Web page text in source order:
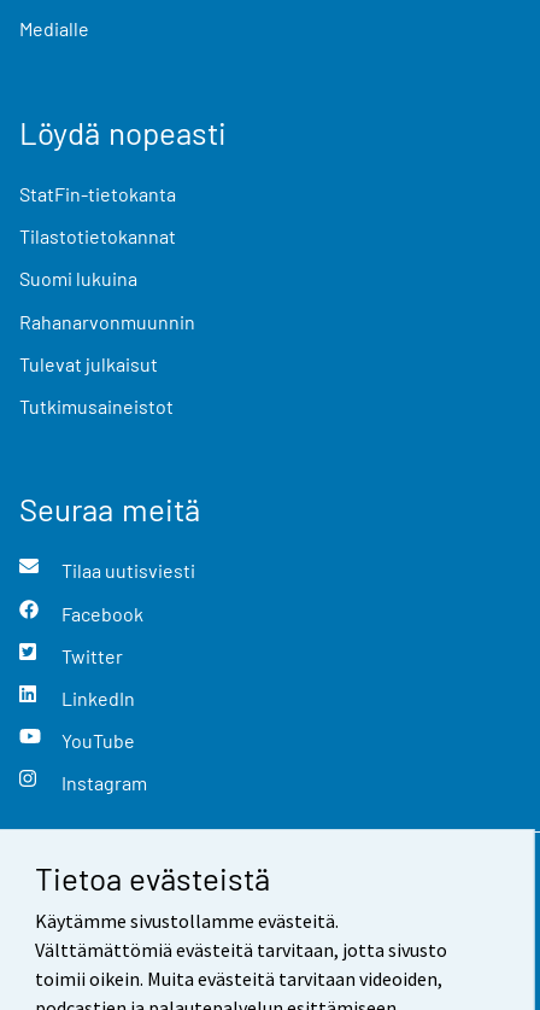
Tietoa evästeistä
Käytämme sivustollamme evästeitä.
Välttämättömiä evästeitä tarvitaan, jotta sivusto
toimii oikein. Muita evästeitä tarvitaan videoiden,
Medialle
Löydä nopeasti
StatFin-tietokanta
Tilastotietokannat
Suomi lukuina
Rahanarvonmuunnin
Tulevat julkaisut
Tutkimusaineistot
Seuraa meitä
Tilaa uutisviesti
Facebook
Twitter
LinkedIn
YouTube
Instagram
Yhteystiedot
Palaute
Käyttöehdot